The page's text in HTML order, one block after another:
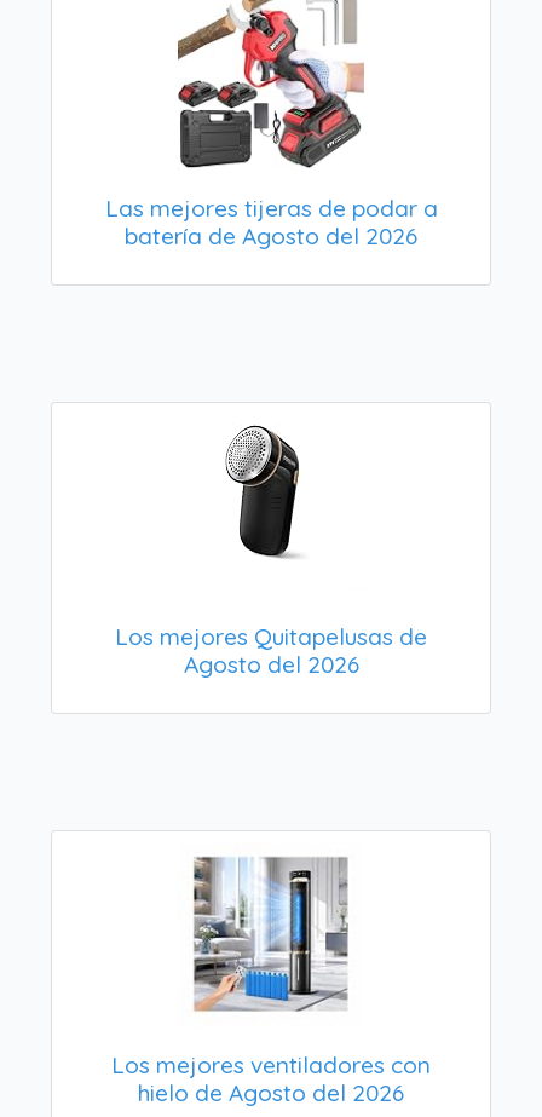
Las mejores tijeras de podar a
batería de Agosto del 2026
Los mejores Quitapelusas de
Agosto del 2026
Los mejores ventiladores con
hielo de Agosto del 2026